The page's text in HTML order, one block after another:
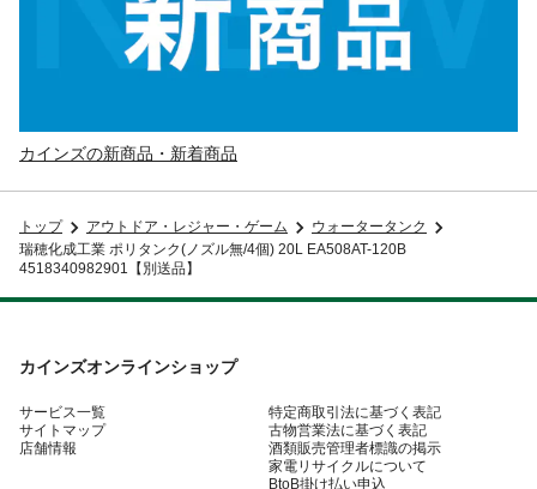
カインズの新商品・新着商品
トップ アウトドア・レジャー・ゲーム
ウォータータンク
瑞穂化成工業 ポリタンク(ノズル無/4個) 20L EA508AT-120B
4518340982901【別送品】
カインズオンラインショップ
サービス一覧
サイトマップ
店舗情報
特定商取引法に基づく表記
古物営業法に基づく表記
酒類販売管理者標識の掲示
家電リサイクルについて
BtoB掛け払い申込